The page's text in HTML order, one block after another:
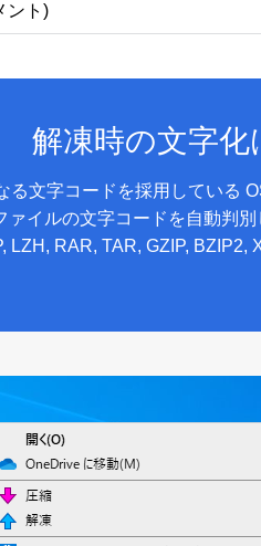
ント)
解凍時の文字
る文字コードを採用している
イルの文字コードを自動判
LZH, RAR, TAR, GZIP,